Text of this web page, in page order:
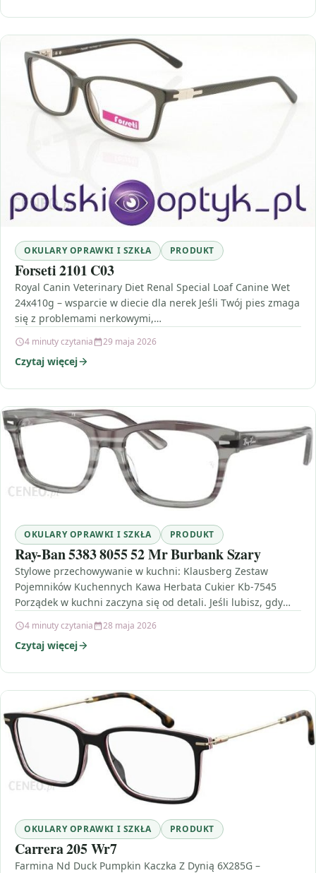
OKULARY OPRAWKI I SZKŁA PRODUKT
Forseti 2101 C03
Royal Canin Veterinary Diet Renal Special Loaf Canine Wet
24x410g – wsparcie w diecie dla nerek Jeśli Twój pies zmaga
się z problemami nerkowymi,…
4 minuty czytania 29 maja 2026
Czytaj więcej
OKULARY OPRAWKI I SZKŁA PRODUKT
Ray-Ban 5383 8055 52 Mr Burbank Szary
Stylowe przechowywanie w kuchni: Klausberg Zestaw
Pojemników Kuchennych Kawa Herbata Cukier Kb-7545
Porządek w kuchni zaczyna się od detali. Jeśli lubisz, gdy
4 minuty czytania 28 maja 2026
Czytaj więcej
OKULARY OPRAWKI I SZKŁA PRODUKT
Carrera 205 Wr7
Farmina Nd Duck Pumpkin Kaczka Z Dynią 6X285G –